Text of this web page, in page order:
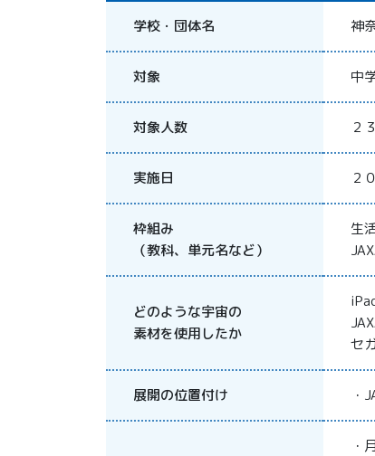
学校・団体名 神
対象 中
対象人数 ２
実施日 ２
枠組み
（教科、単元名など）
生
どのような宇宙の
素材を使用したか
セ
展開の位置付け ・
・